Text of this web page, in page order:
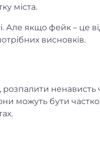
міста.
Але якщо фейк – це
висновків.
ненависть
можуть бути